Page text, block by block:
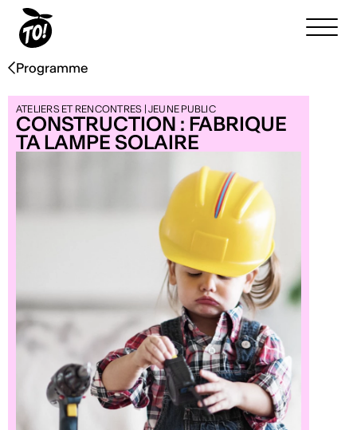
Programme
ATELIERS ET RENCONTRES | JEUNE PUBLIC
CONSTRUCTION : FABRIQUE
TA LAMPE SOLAIRE